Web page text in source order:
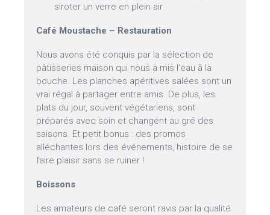
siroter un verre en plein air
Café Moustache – Restauration
Nous avons été conquis par la sélection de
pâtisseries maison qui nous a mis l’eau à la
bouche. Les planches apéritives salées sont un
vrai régal à partager entre amis. De plus, les
plats du jour, souvent végétariens, sont
préparés avec soin et changent au gré des
saisons. Et petit bonus : des promos
alléchantes lors des événements, histoire de se
faire plaisir sans se ruiner !
Boissons
Les amateurs de café seront ravis par la qualité